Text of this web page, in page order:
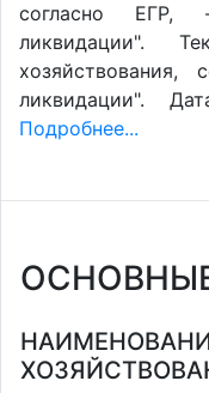
согласно ЕГР,
ликвидации".
ликвидации".
Подробнее...